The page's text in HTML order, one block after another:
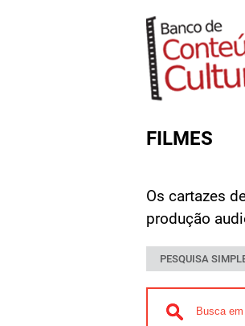
FILMES
Os cartazes
produção
PESQUISA